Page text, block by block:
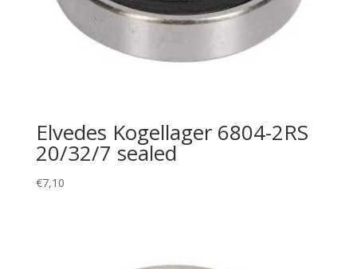
Elvedes Kogellager 6804-2RS
20/32/7 sealed
€7,10